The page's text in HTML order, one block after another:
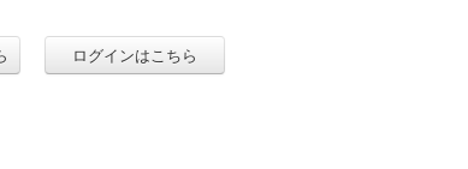
ログインはこちら